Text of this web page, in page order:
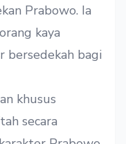
Prabowo. Ia
kaya
bersedekah bagi
khusus
secara